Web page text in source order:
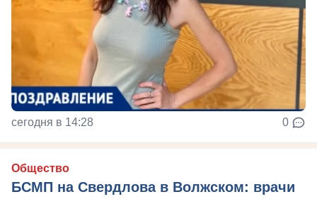
сегодня в 14:28 0
Общество
БСМП на Свердлова в Волжском: врачи